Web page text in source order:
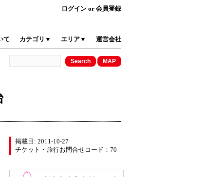
ログイン or 会員登録
て カテゴリ▼ エリア▼ 運営会社
掲載日: 2011-10-27
チケット・旅行お問合せコード：70